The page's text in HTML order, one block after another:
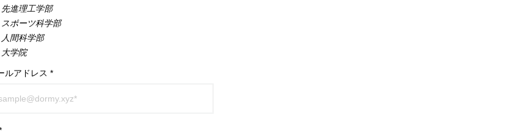
先進理工学部
スポーツ科学部
人間科学部
大学院
ルアドレス *